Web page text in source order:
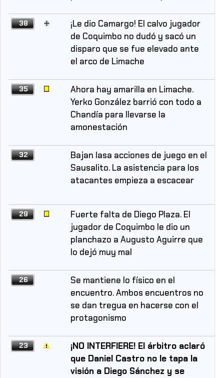
38
¡Le dio Camargo! El calvo jugador
de Coquimbo no dudó y sacó un
disparo que se fue elevado ante
el arco de Limache
35
Ahora hay amarilla en Limache.
Yerko González barrió con todo a
Chandía para llevarse la
amonestación
32
Bajan lasa acciones de juego en el
Sausalito. La asistencia para los
atacantes empieza a escacear
29
Fuerte falta de Diego Plaza. El
jugador de Coquimbo le dio un
planchazo a Augusto Aguirre que
lo dejó muy mal
26
Se mantiene lo físico en el
encuentro. Ambos encuentros no
se dan tregua en hacerse con el
protagonismo
23
¡NO INTERFIERE! El árbitro aclaró
que Daniel Castro no le tapa la
visión a Diego Sánchez y se